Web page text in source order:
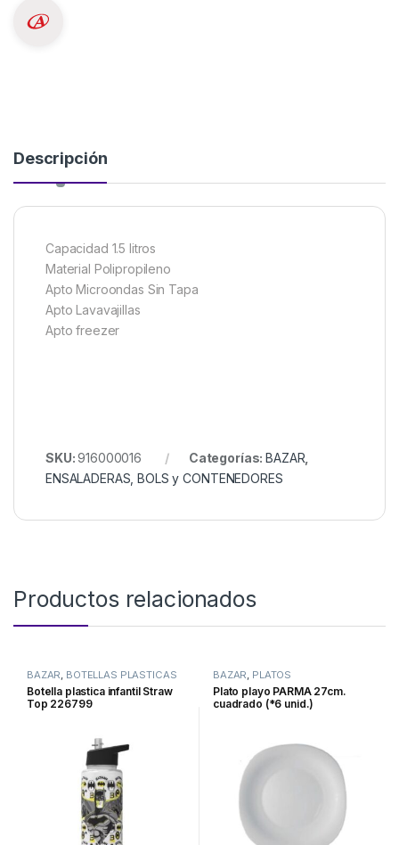
Descripción
Capacidad 1.5 litros
Material Polipropileno
Apto Microondas Sin Tapa
Apto Lavavajillas
Apto freezer
SKU:916000016 Categorías:BAZAR
ENSALADERAS, BOLS y CONTENEDORES
Productos relacionados
BAZAR, BOTELLAS PLASTICAS
Botella plastica infantil Straw
Top 226799
BAZAR, PLATOS
Plato playo PARMA 27cm.
cuadrado (*6 unid.)